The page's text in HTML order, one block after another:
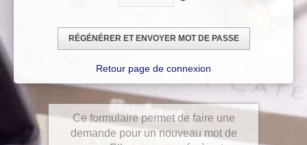
Retour page de connexion
Ce formulaire permet de faire une
demande pour un nouveau mot de